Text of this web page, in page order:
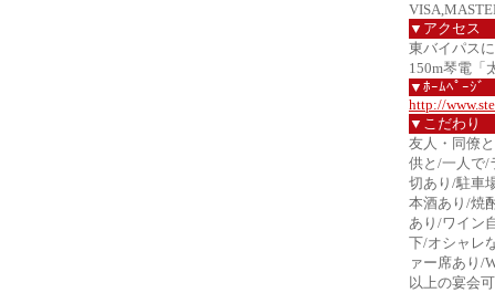
▼アクセス
東バイパス
150m琴電「
▼ﾎｰﾑﾍﾟｰｼﾞ
http://
▼こだわり
友人・同僚
供と/一人で/
切あり/駐車
本酒あり/焼
あり/ワイン
下/オシャレ
ァー席あり/
以上の宴会